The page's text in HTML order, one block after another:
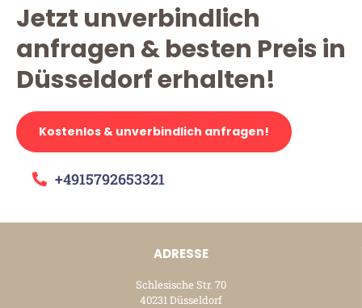
Jetzt unverbindlich
anfragen & besten Preis in
Düsseldorf erhalten!
Kostenlos & unverbindlich anfragen!
+4915792653321
ADRESSE
Schlesische Str. 70
40231 Düsseldorf